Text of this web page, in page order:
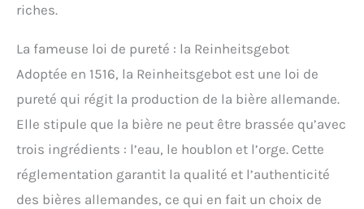
riches.
La fameuse loi de pureté : la Reinheitsgebot
Adoptée en 1516, la Reinheitsgebot est une loi de
pureté qui régit la production de la bière allemande.
Elle stipule que la bière ne peut être brassée qu’avec
trois ingrédients : l’eau, le houblon et l’orge. Cette
réglementation garantit la qualité et l’authenticité
des bières allemandes, ce qui en fait un choix de